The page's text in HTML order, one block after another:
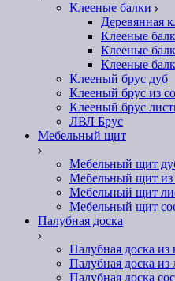
Клееные балки
Деревянная
Клееные
Клееные
Клееные
Клееный брус дуб
Клееный брус из
Клееный брус
ЛВЛ Брус
Мебельный щит
Мебельный щит
Мебельный щит из
Мебельный щит
Мебельный щит
Палубная доска
Палубная доска из
Палубная доска
Палубная доска